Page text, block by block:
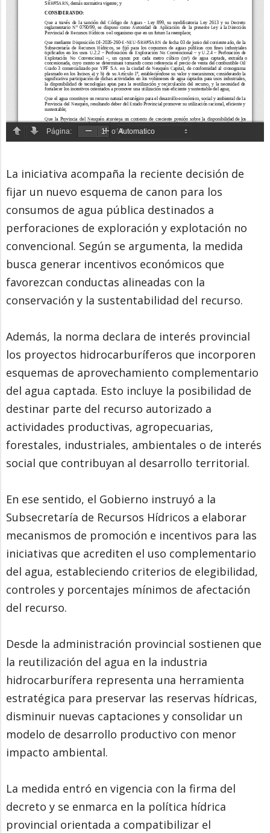
La iniciativa acompaña la reciente decisión de
fijar un nuevo esquema de canon para los
consumos de agua pública destinados a
perforaciones de exploración y explotación no
convencional. Según se argumenta, la medida
busca generar incentivos económicos que
favorezcan conductas alineadas con la
conservación y la sustentabilidad del recurso.
Además, la norma declara de interés provincial
los proyectos hidrocarburíferos que incorporen
esquemas de aprovechamiento complementario
del agua captada. Esto incluye la posibilidad de
destinar parte del recurso autorizado a
actividades productivas, agropecuarias,
forestales, industriales, ambientales o de interés
social que contribuyan al desarrollo territorial.
En ese sentido, el Gobierno instruyó a la
Subsecretaría de Recursos Hídricos a elaborar
mecanismos de promoción e incentivos para las
iniciativas que acrediten el uso complementario
del agua, estableciendo criterios de elegibilidad,
controles y porcentajes mínimos de afectación
del recurso.
Desde la administración provincial sostienen que
la reutilización del agua en la industria
hidrocarburífera representa una herramienta
estratégica para preservar las reservas hídricas,
disminuir nuevas captaciones y consolidar un
modelo de desarrollo productivo con menor
impacto ambiental.
La medida entró en vigencia con la firma del
decreto y se enmarca en la política hídrica
provincial orientada a compatibilizar el